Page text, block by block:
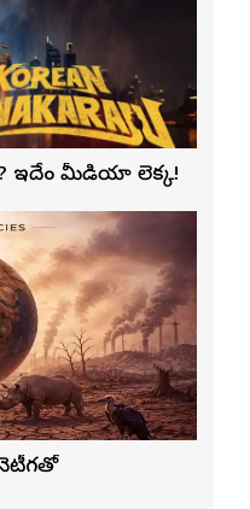
ఇదేం మీడియా లెక్క!